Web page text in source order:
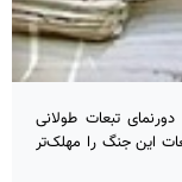
تبعات طولانی
این جنگ را مهلک‌تر